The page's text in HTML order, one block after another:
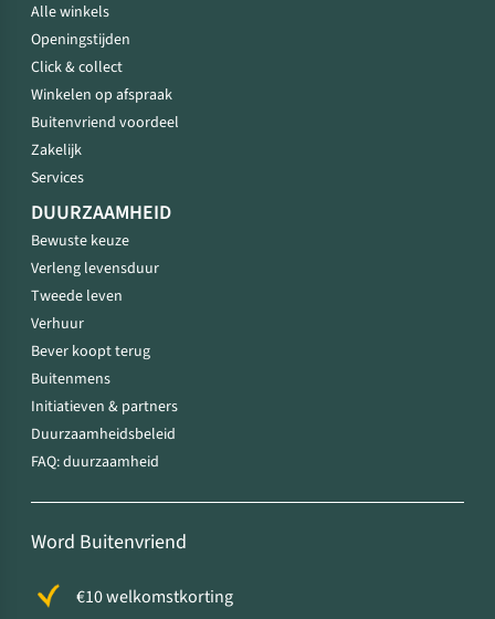
Alle winkels
Openingstijden
Click & collect
Winkelen op afspraak
Buitenvriend voordeel
Zakelijk
Services
DUURZAAMHEID
Bewuste keuze
Verleng levensduur
Tweede leven
Verhuur
Bever koopt terug
Buitenmens
Initiatieven & partners
Duurzaamheidsbeleid
FAQ: duurzaamheid
Word Buitenvriend
€10 welkomstkorting